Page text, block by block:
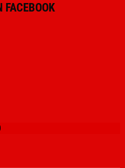
FACEBOOK